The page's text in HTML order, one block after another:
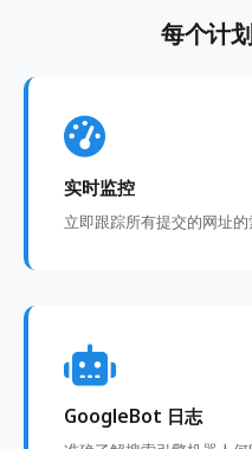
每个计
实时监控
立即跟踪所有提交的网址
GoogleBot 日志